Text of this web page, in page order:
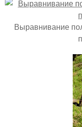
Выравнивание